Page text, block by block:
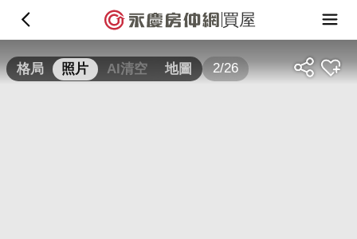
買屋
格局 照片 AI清空 地圖 2/26